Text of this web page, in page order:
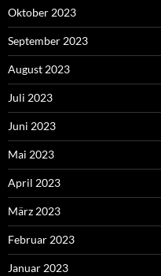
Oktober 2023
September 2023
August 2023
Juli 2023
Juni 2023
Mai 2023
April 2023
März 2023
Februar 2023
Januar 2023